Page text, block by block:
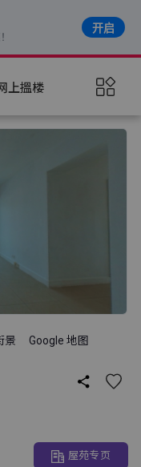
上搵楼
景 Google 地图

屋苑专页
开启